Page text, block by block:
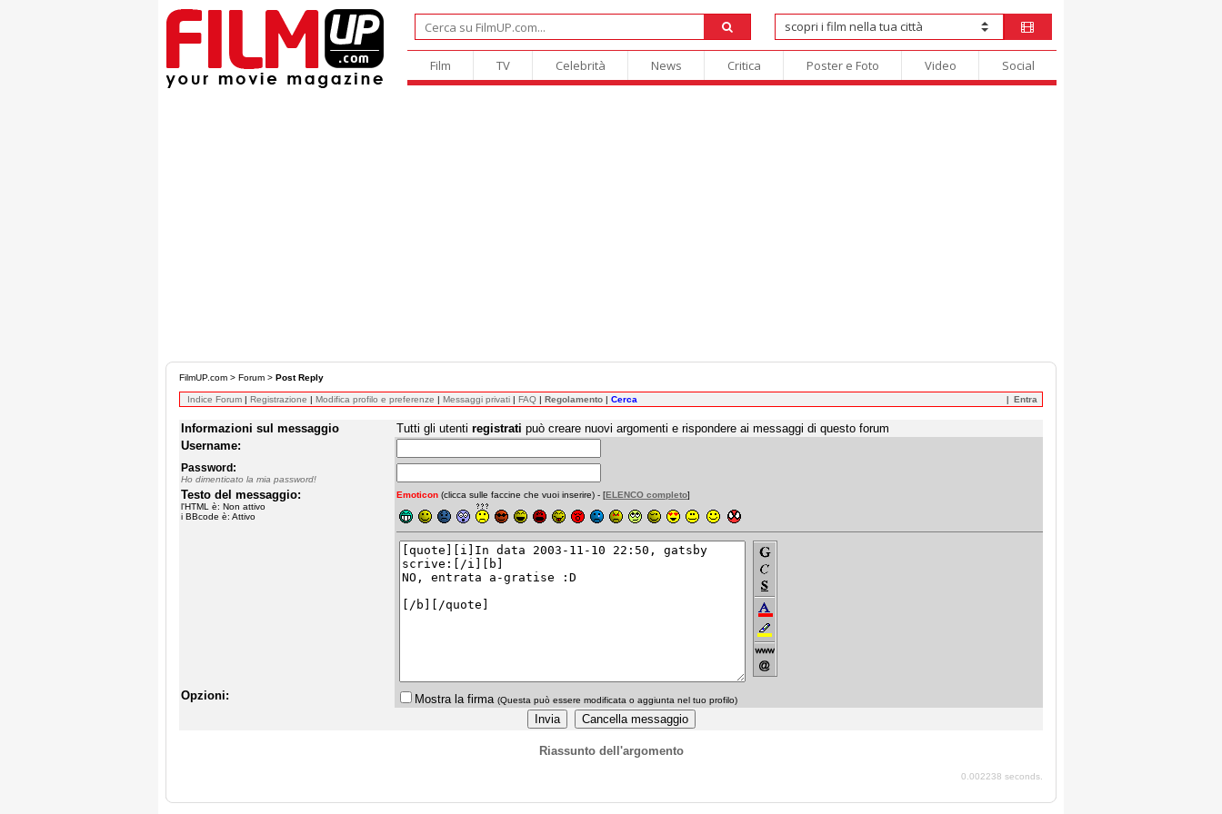
Film TV Celebrità News Critica Poster e Foto Video Social
FilmUP.com > Forum > Post Reply
Indice Forum | Registrazione | Modifica profilo e preferenze | Messaggi privati | FAQ | Regolamento | Cerca Entra
Informazioni sul messaggio Tutti gli utenti registrati può creare nuovi argomenti e rispondere ai messaggi di questo forum
Username:
Password:
Ho dimenticato la mia password!
Testo del messaggio:
l'HTML è: Non attivo
i BBcode è: Attivo
Emoticon (clicca sulle faccine che vuoi inserire) - [ELENCO completo]
Opzioni: Mostra la firma (Questa può essere modificata o aggiunta nel tuo profilo)
Riassunto dell'argomento
0.002238 seconds.